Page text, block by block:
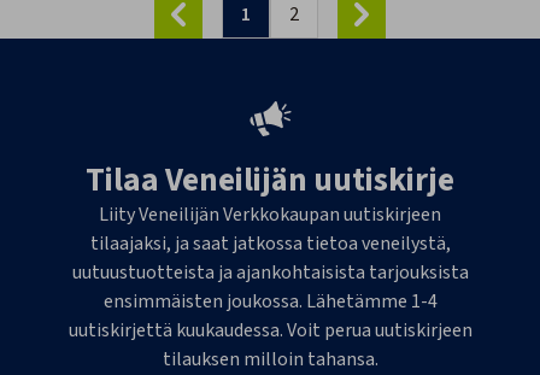
1 2
Tilaa Veneilijän uutiskirje
Liity Veneilijän Verkkokaupan uutiskirjeen
tilaajaksi, ja saat jatkossa tietoa veneilystä,
uutuustuotteista ja ajankohtaisista tarjouksista
ensimmäisten joukossa. Lähetämme 1-4
uutiskirjettä kuukaudessa. Voit perua uutiskirjeen
tilauksen milloin tahansa.